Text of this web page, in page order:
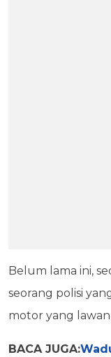
Belum lama ini,
seorang polisi
motor yang lawan
BACA JUGA: